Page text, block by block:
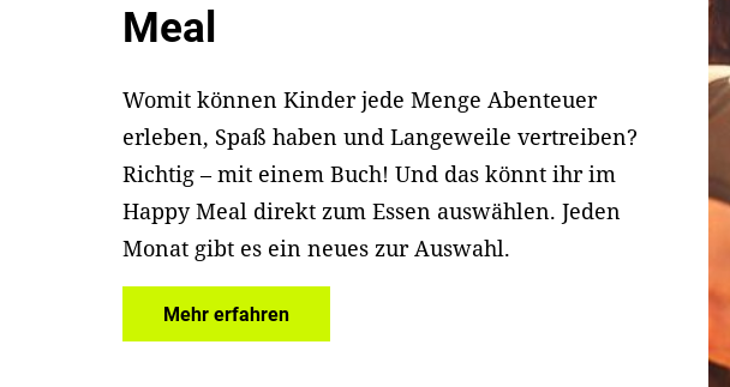
Meal
Womit können Kinder jede Menge Abenteuer
erleben, Spaß haben und Langeweile vertreiben?
Richtig – mit einem Buch! Und das könnt ihr im
Happy Meal direkt zum Essen auswählen. Jeden
Monat gibt es ein neues zur Auswahl.
Mehr erfahren